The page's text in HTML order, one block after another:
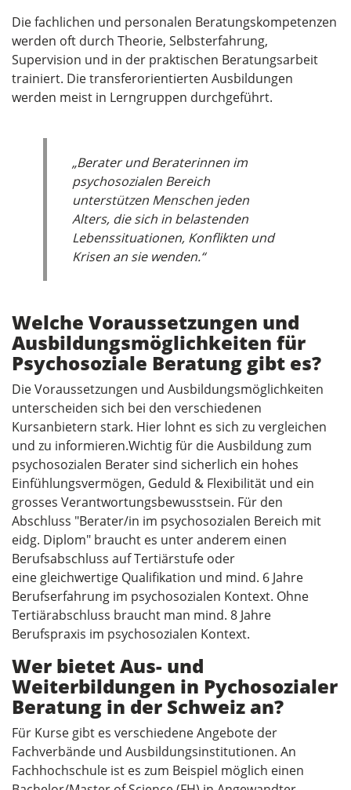
Die fachlichen und personalen Beratungskompetenzen
werden oft durch Theorie, Selbsterfahrung,
Supervision und in der praktischen Beratungsarbeit
trainiert. Die transferorientierten Ausbildungen
werden meist in Lerngruppen durchgeführt.
„Berater und Beraterinnen im
psychosozialen Bereich
unterstützen Menschen jeden
Alters, die sich in belastenden
Lebenssituationen, Konflikten und
Krisen an sie wenden.“
Welche Voraussetzungen und
Ausbildungsmöglichkeiten für
Psychosoziale Beratung gibt es?
Die Voraussetzungen und Ausbildungsmöglichkeiten
unterscheiden sich bei den verschiedenen
Kursanbietern stark. Hier lohnt es sich zu vergleichen
und zu informieren.Wichtig für die Ausbildung zum
psychosozialen Berater sind sicherlich ein hohes
Einfühlungsvermögen, Geduld & Flexibilität und ein
grosses Verantwortungsbewusstsein. Für den
Abschluss "Berater/in im psychosozialen Bereich mit
eidg. Diplom" braucht es unter anderem einen
Berufsabschluss auf Tertiärstufe oder
eine gleichwertige Qualifikation und mind. 6 Jahre
Berufserfahrung im psychosozialen Kontext. Ohne
Tertiärabschluss braucht man mind. 8 Jahre
Berufspraxis im psychosozialen Kontext.
Wer bietet Aus- und
Weiterbildungen in Pychosozialer
Beratung in der Schweiz an?
Für Kurse gibt es verschiedene Angebote der
Fachverbände und Ausbildungsinstitutionen. An
Fachhochschule ist es zum Beispiel möglich einen